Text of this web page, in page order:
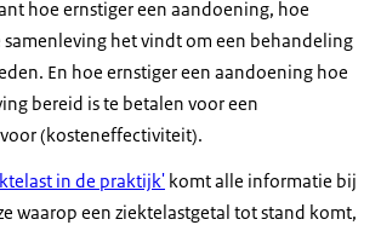
hoe ernstiger een aandoening, hoe
het vindt om een behandeling
En hoe ernstiger een aandoening hoe
bereid is te betalen voor een
(kosteneffectiviteit).
in de praktijk' komt alle informatie bij
waarop een ziektelastgetal tot stand komt,